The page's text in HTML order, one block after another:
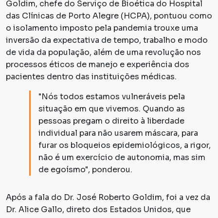
Goldim, chefe do Serviço de Bioética do Hospital
das Clínicas de Porto Alegre (HCPA), pontuou como
o isolamento imposto pela pandemia trouxe uma
inversão da expectativa de tempo, trabalho e modo
de vida da população, além de uma revolução nos
processos éticos de manejo e experiência dos
pacientes dentro das instituições médicas.
"Nós todos estamos vulneráveis pela
situação em que vivemos. Quando as
pessoas pregam o direito à liberdade
individual para não usarem máscara, para
furar os bloqueios epidemiológicos, a rigor,
não é um exercício de autonomia, mas sim
de egoísmo", ponderou.
Após a fala do Dr. José Roberto Goldim, foi a vez da
Dr. Alice Gallo, direto dos Estados Unidos, que